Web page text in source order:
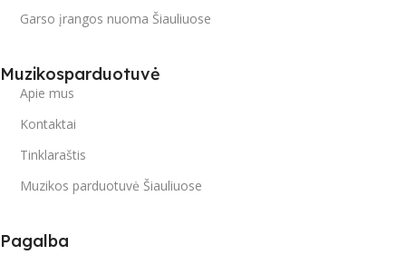
Garso įrangos nuoma Šiauliuose
Muzikosparduotuvė
Apie mus
Kontaktai
Tinklaraštis
Muzikos parduotuvė Šiauliuose
Pagalba